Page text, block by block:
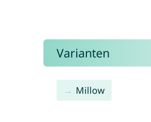
Varianten
Millow